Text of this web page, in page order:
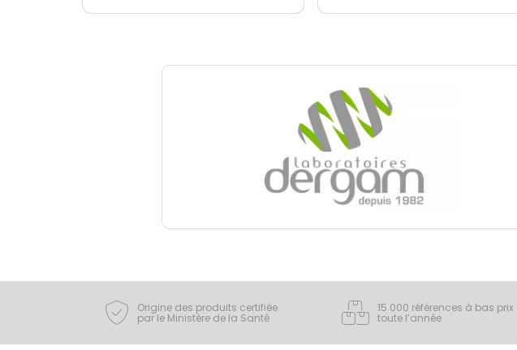
Origine des produits certifiée
par le Ministère de la Santé
15 000 références à bas prix
toute l’année